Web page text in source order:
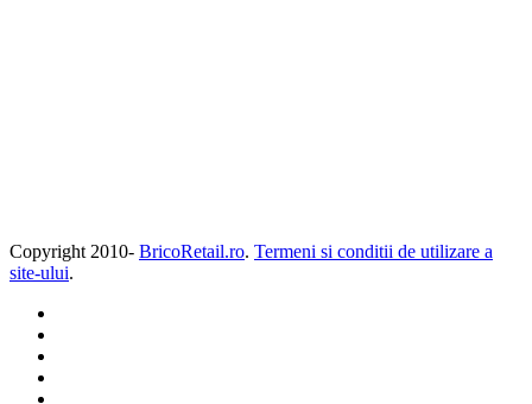
Copyright 2010- BricoRetail.ro. Termeni si conditii de utilizare a
site-ului.